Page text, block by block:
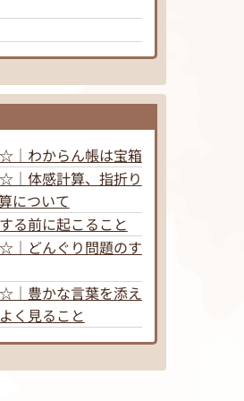
｜わからん帳は宝箱
｜体感計算、指折り
について
る前に起こること
｜どんぐり問題のす
｜豊かな言葉を添え
見ること